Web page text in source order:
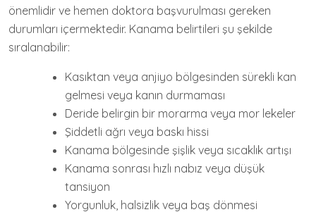
önemlidir ve hemen doktora başvurulması gereken
durumları içermektedir. Kanama belirtileri şu şekilde
sıralanabilir:
Kasıktan veya anjiyo bölgesinden sürekli kan
gelmesi veya kanın durmaması
Deride belirgin bir morarma veya mor lekeler
Şiddetli ağrı veya baskı hissi
Kanama bölgesinde şişlik veya sıcaklık artışı
Kanama sonrası hızlı nabız veya düşük
tansiyon
Yorgunluk, halsizlik veya baş dönmesi